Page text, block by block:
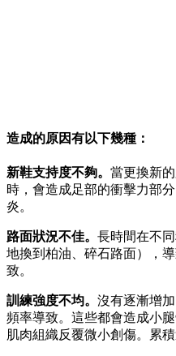
造成的原因有以下幾種：
新鞋支持度不夠。 當更換新
時，會造成足部的衝擊力部
炎。
路面狀況不佳。 長時間在不
地換到柏油、碎石路面），
致。
訓練強度不均。 沒有逐漸增
頻率導致。這些都會造成小
肌肉組織反覆微小創傷。累